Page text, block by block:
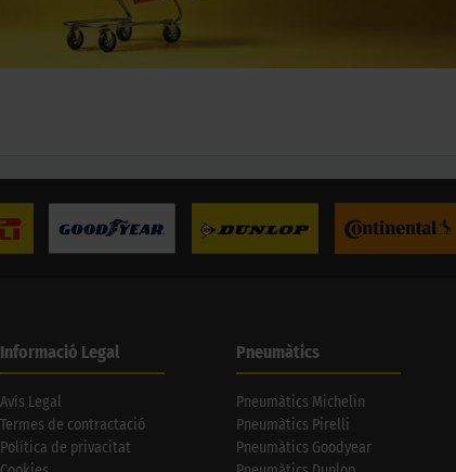
Informació Legal
Avís Legal
Termes de contractació
Política de privacitat
Pneumàtics
Pneumàtics Michelin
Pneumàtics Pirelli
Pneumàtics Goodyear